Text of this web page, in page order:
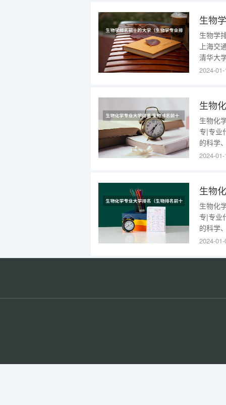
生物
生物学
上海交
清华大
大学排
2024-
生物
生物化
专|专业
的科学
基本技
2024-
生物
生物化
专|专业
的科学
基本技
科的基
2024-